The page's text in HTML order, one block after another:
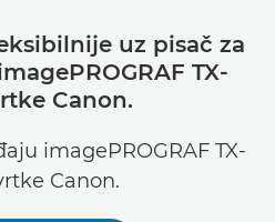
uz pisač za
TX-
Canon.
imagePROGRAF TX-
Canon.